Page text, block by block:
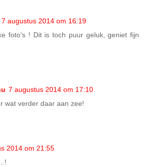
7 augustus 2014 om 16:19
foto's ! Dit is toch puur geluk, geniet fijn
7 augustus 2014 om 17:10
wat verder daar aan zee!
2014 om 21:55